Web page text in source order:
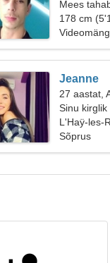
Mees
178 cm
Jeanne
27 aastat,
Sinu kirglik
L'Haÿ-les-
Sõprus